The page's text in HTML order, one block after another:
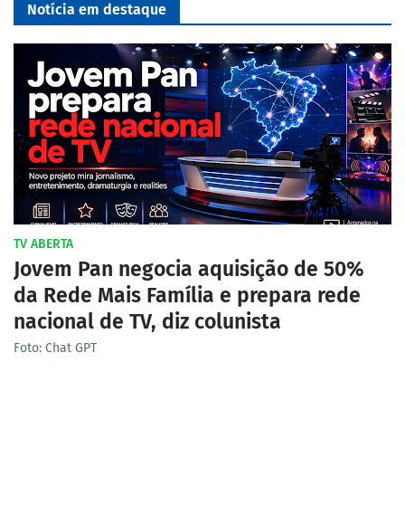
Notícia em destaque
TV ABERTA
Jovem Pan negocia aquisição de 50%
da Rede Mais Família e prepara rede
nacional de TV, diz colunista
Foto: Chat GPT